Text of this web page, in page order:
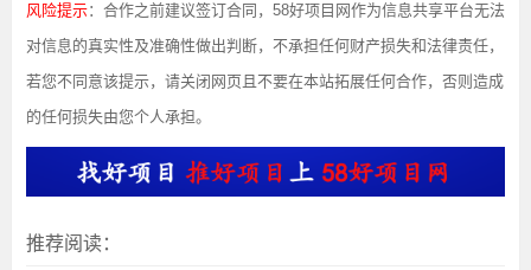
风险提示：合作之前建议签订合同，58好项目网作为信息共享平台无法
对信息的真实性及准确性做出判断，不承担任何财产损失和法律责任，
若您不同意该提示，请关闭网页且不要在本站拓展任何合作，否则造成
的任何损失由您个人承担。
推荐阅读：